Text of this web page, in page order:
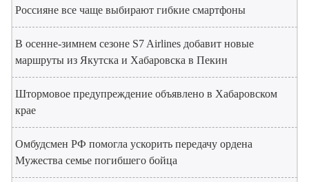
Россияне все чаще выбирают гибкие смартфоны
В осенне-зимнем сезоне S7 Airlines добавит новые
маршруты из Якутска и Хабаровска в Пекин
Штормовое предупреждение объявлено в Хабаровском
крае
Омбудсмен РФ помогла ускорить передачу ордена
Мужества семье погибшего бойца